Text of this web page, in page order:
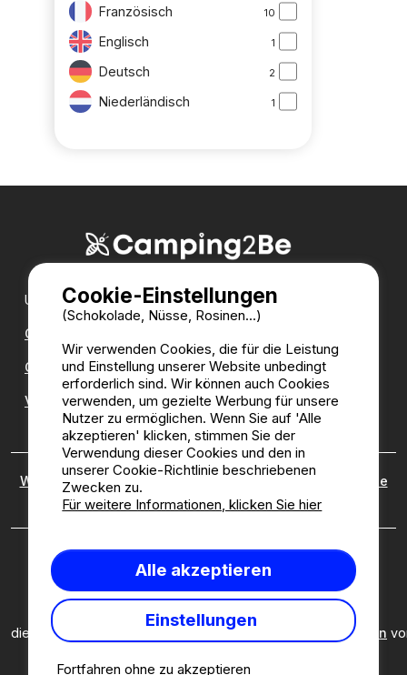
Französisch
10
Englisch 1
Deutsch 2
Niederländisch 1
Unsere Partner:
CampingDirect
CampingStreetView
Verzeichnis der Campingplätze
Wer sind wir?|Rechtliche Hinweise
Richtlinie
zu kundenbewertungen
Camping2be.com ©2026 Camping2Be, alle Rechte
vorbehalten. Alle Medien und Bilder sind Eigentum ihrer
jeweiligen Besitzer.
Diese Seite ist durch reCAPTCHA geschützt; es gelten
die
Datenschutzbestimmungen und Nutzungsbedingungen
Fortfahren ohne zu akzeptieren
Cookie-Einstellungen
(Schokolade, Nüsse, Rosinen...)
Wir verwenden Cookies, die für die Leistung
und Einstellung unserer Website unbedingt
erforderlich sind. Wir können auch Cookies
verwenden, um gezielte Werbung für unsere
Nutzer zu ermöglichen. Wenn Sie auf 'Alle
akzeptieren' klicken, stimmen Sie der
Verwendung dieser Cookies und den in
unserer Cookie-Richtlinie beschriebenen
Zwecken zu.
Für weitere Informationen, klicken Sie hier
Alle akzeptieren
Einstellungen